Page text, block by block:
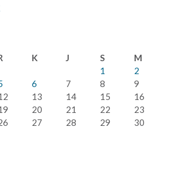
K J S
M
1
2
6 7 8
9
13 14 15
16
20 21 22
23
27 28 29
30